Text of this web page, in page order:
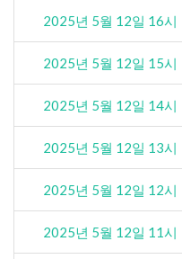
2025년 5월 12일 16시
2025년 5월 12일 15시
2025년 5월 12일 14시
2025년 5월 12일 13시
2025년 5월 12일 12시
2025년 5월 12일 11시